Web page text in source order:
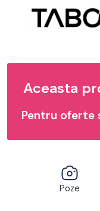
Aceasta
Pentru oferte
Poze